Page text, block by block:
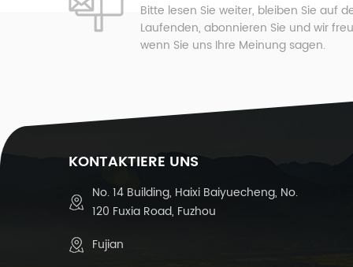
Bitte lesen Sie weiter, bleiben Sie auf
Laufenden, abonnieren Sie und wir
wenn Sie uns Ihre Meinung sagen.
KONTAKTIERE UNS
No. 14 Building, Haixi Baiyuecheng, No.
120 Fuxia Road, Fuzhou
Fujian